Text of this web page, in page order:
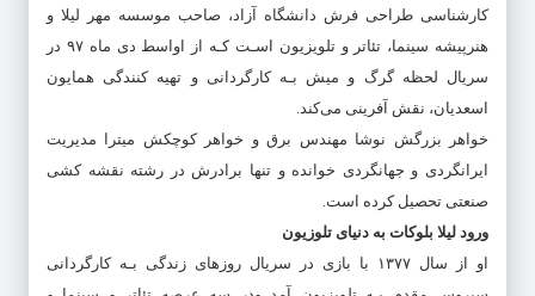
کارشناسی طراحی فرش دانشگاه آزاد، صاحب موسسه مهر لیلا و
هنرپیشه سینما، تئاتر و تلویزیون اسـت کـه از اواسط دی ماه ۹۷ در
سریال لحظه گرگ و میش بـه کارگردانی و تهیه کنندگی همایون
اسعدیان، نقش آفرینی می‌کند.
خواهر بزرگش نوشا مهندس برق و خواهر کوچکش میترا مدیریت
ایرانگردی و جهانگردی خوانده و تنها برادرش در رشته نقشه کشی
صنعتی تحصیل کرده است.
ورود لیلا بلوکات به دنیای تلوزیون
او از سال ۱۳۷۷ با بازی در سریال روزهای زندگی بـه کارگردانی